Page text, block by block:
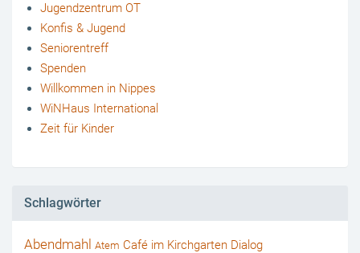
Jugendzentrum OT
Konfis & Jugend
Seniorentreff
Spenden
Willkommen in Nippes
WiNHaus International
Zeit für Kinder
Schlagwörter
Abendmahl Atem Café im Kirchgarten Dialog